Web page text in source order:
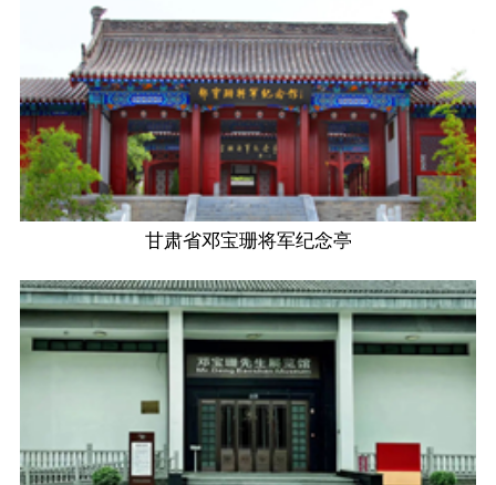
甘肃省邓宝珊将军纪念亭